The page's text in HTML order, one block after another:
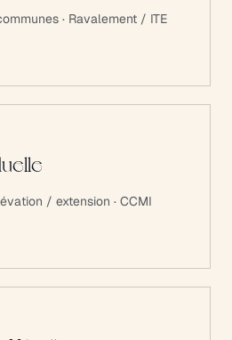
· Ravalement / ITE
/ extension · CCMI